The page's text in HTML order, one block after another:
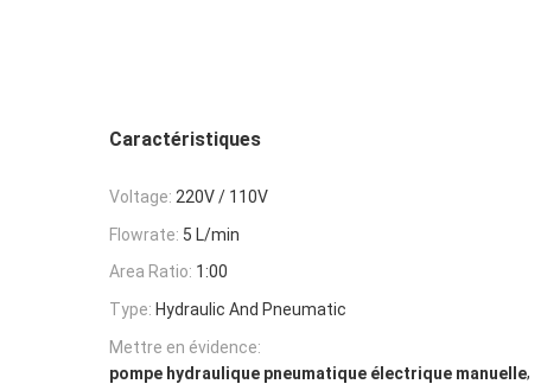
Caractéristiques
Voltage: 220V / 110V
Flowrate: 5 L/min
Area Ratio: 1:00
Type: Hydraulic And Pneumatic
Mettre en évidence:
pompe hydraulique pneumatique électrique manuelle,